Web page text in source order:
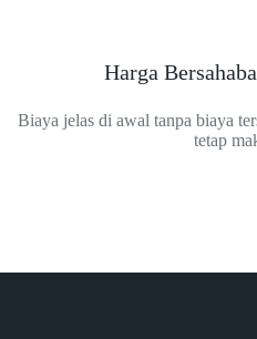
Harga
Biaya jelas di awal tanpa biaya
tetap